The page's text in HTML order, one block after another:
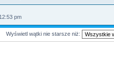
pm
Wyświetl wątki nie starsze niż: